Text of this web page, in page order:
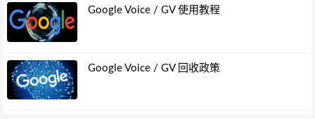
Google Voice / GV 使用教程
Google Voice / GV 回收政策